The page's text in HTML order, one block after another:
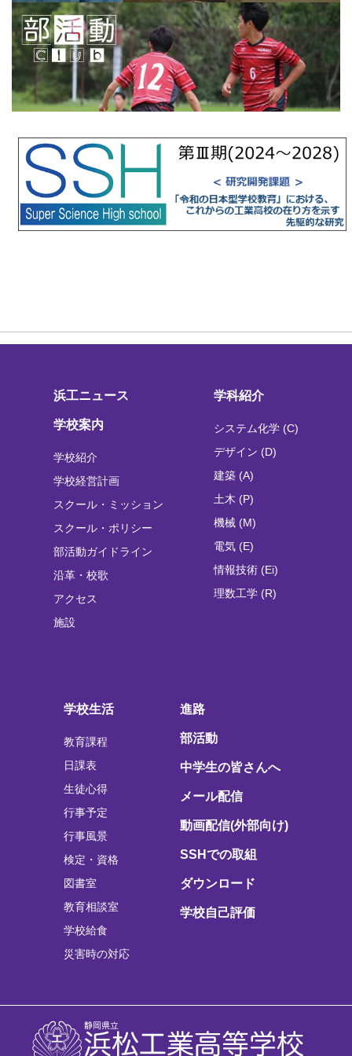
浜工ニュース
学校案内
学校紹介
学校経営計画
スクール・ミッション
スクール・ポリシー
部活動ガイドライン
沿革・校歌
アクセス
施設
学科紹介
システム化学 (C)
デザイン (D)
建築 (A)
土木 (P)
機械 (M)
電気 (E)
情報技術 (Ei)
理数工学 (R)
学校生活
教育課程
日課表
生徒心得
行事予定
行事風景
検定・資格
図書室
教育相談室
学校給食
災害時の対応
進路
部活動
中学生の皆さんへ
メール配信
動画配信(外部向け)
SSHでの取組
ダウンロード
学校自己評価